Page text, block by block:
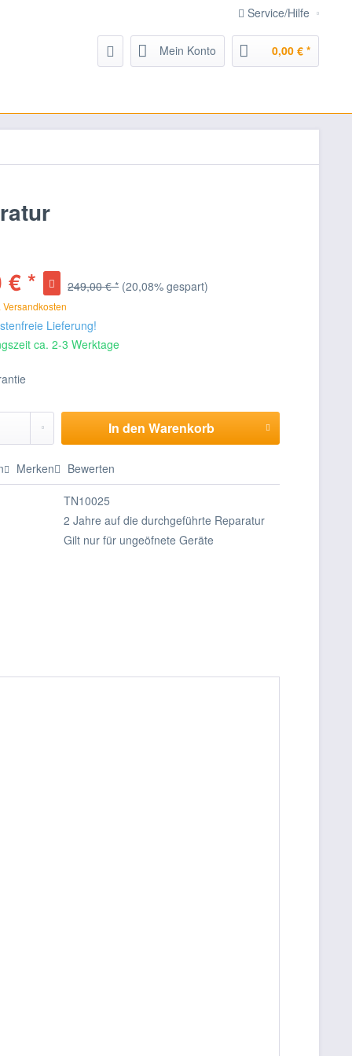
Service/Hilfe
Mein Konto 0,00 € *
€ * 249,00 € * (20,08% gespart)
Versandkosten
Lieferung!
ca. 2-3 Werktage
In den Warenkorb
Merken Bewerten
TN10025
2 Jahre auf die durchgeführte Reparatur
Gilt nur für ungeöfnete Geräte